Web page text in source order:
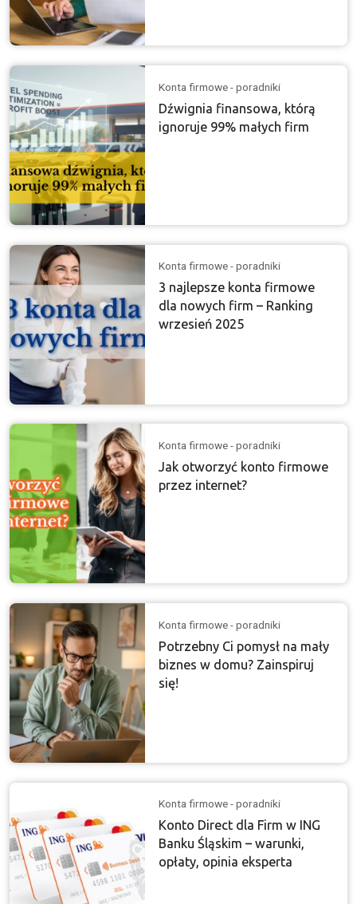
Konta firmowe - poradniki
Dźwignia finansowa, którą
ignoruje 99% małych firm
Konta firmowe - poradniki
3 najlepsze konta firmowe
dla nowych firm – Ranking
wrzesień 2025
Konta firmowe - poradniki
Jak otworzyć konto firmowe
przez internet?
Konta firmowe - poradniki
Potrzebny Ci pomysł na mały
biznes w domu? Zainspiruj
się!
Konta firmowe - poradniki
Konto Direct dla Firm w ING
Banku Śląskim – warunki,
opłaty, opinia eksperta